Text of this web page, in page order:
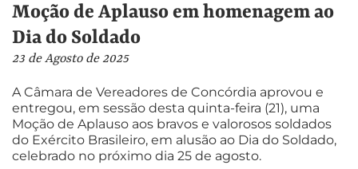
Moção de Aplauso em homenagem ao
Dia do Soldado
23 de Agosto de 2025
A Câmara de Vereadores de Concórdia aprovou e
entregou, em sessão desta quinta-feira (21), uma
Moção de Aplauso aos bravos e valorosos soldados
do Exército Brasileiro, em alusão ao Dia do Soldado,
celebrado no próximo dia 25 de agosto.